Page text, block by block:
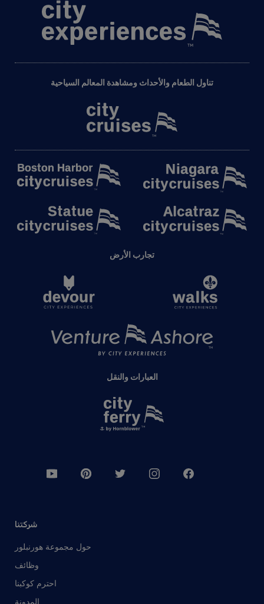
تناول الطعام والأحداث ومشاهدة المعالم السياحية
تجارب الأرض
العبارات والنقل
شركتنا
حول مجموعة هورنبلور
وظائف
احترم كوكبنا
المدونة